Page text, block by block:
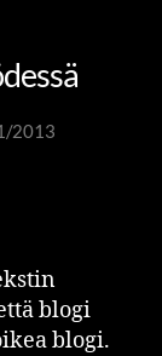
2013
blogi
blogi.